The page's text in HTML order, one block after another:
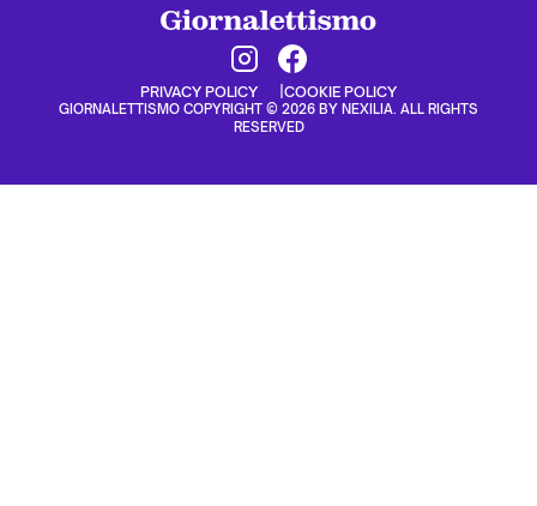
PRIVACY POLICY COOKIE POLICY
GIORNALETTISMO COPYRIGHT © 2026 BY NEXILIA. ALL RIGHTS
RESERVED